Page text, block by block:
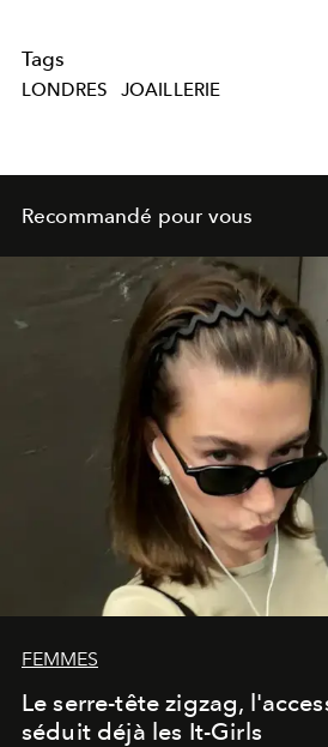
Tags
LONDRES JOAILLERIE
Recommandé pour vous
FEMMES
Le serre-tête zigzag,
séduit déjà les It-Girls